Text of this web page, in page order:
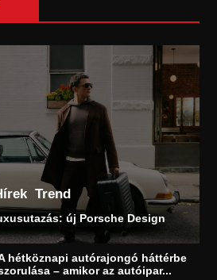
Trend
új Porsche Design
hétköznapi autórajongó háttérbe
– amikor az autóipar...